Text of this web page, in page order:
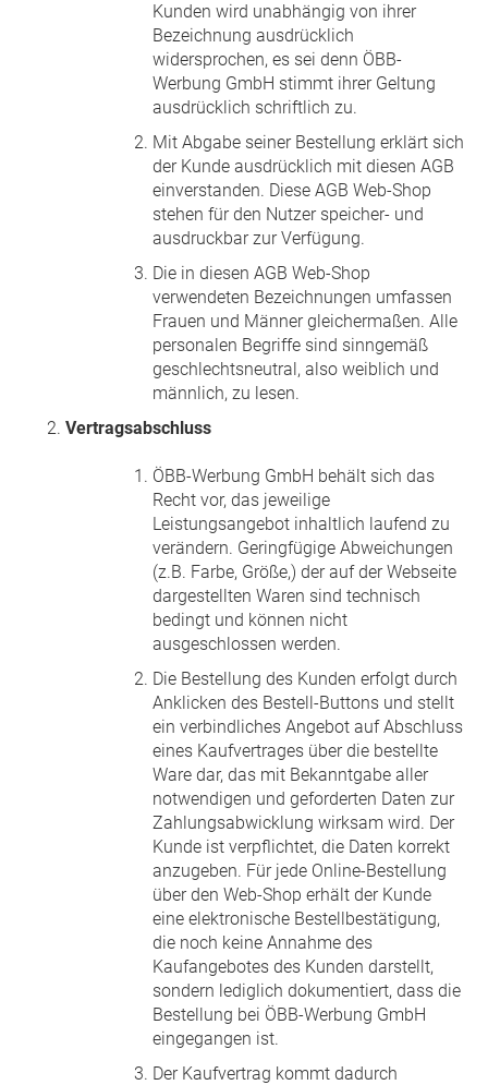
Kunden wird unabhängig von ihrer
Bezeichnung ausdrücklich
widersprochen, es sei denn ÖBB-
Werbung GmbH stimmt ihrer Geltung
ausdrücklich schriftlich zu.
Mit Abgabe seiner Bestellung erklärt sich
der Kunde ausdrücklich mit diesen AGB
einverstanden. Diese AGB Web-Shop
stehen für den Nutzer speicher- und
ausdruckbar zur Verfügung.
Die in diesen AGB Web-Shop
verwendeten Bezeichnungen umfassen
Frauen und Männer gleichermaßen. Alle
personalen Begriffe sind sinngemäß
geschlechtsneutral, also weiblich und
männlich, zu lesen.
Vertragsabschluss
ÖBB-Werbung GmbH behält sich das
Recht vor, das jeweilige
Leistungsangebot inhaltlich laufend zu
verändern. Geringfügige Abweichungen
(z.B. Farbe, Größe,) der auf der Webseite
dargestellten Waren sind technisch
bedingt und können nicht
ausgeschlossen werden.
Die Bestellung des Kunden erfolgt durch
Anklicken des Bestell-Buttons und stellt
ein verbindliches Angebot auf Abschluss
eines Kaufvertrages über die bestellte
Ware dar, das mit Bekanntgabe aller
notwendigen und geforderten Daten zur
Zahlungsabwicklung wirksam wird. Der
Kunde ist verpflichtet, die Daten korrekt
anzugeben. Für jede Online-Bestellung
über den Web-Shop erhält der Kunde
eine elektronische Bestellbestätigung,
die noch keine Annahme des
Kaufangebotes des Kunden darstellt,
sondern lediglich dokumentiert, dass die
Bestellung bei ÖBB-Werbung GmbH
eingegangen ist.
Der Kaufvertrag kommt dadurch